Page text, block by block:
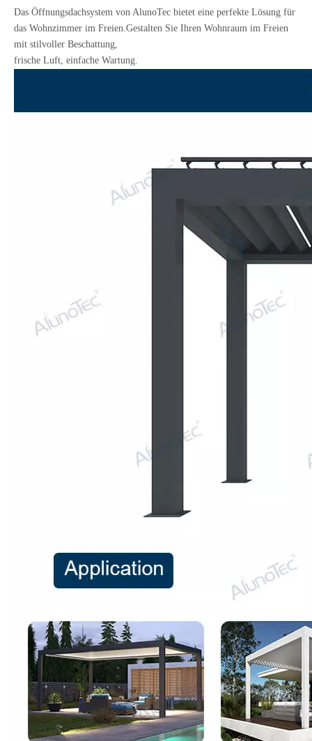
Das Öffnungsdachsystem von AlunoTec bietet eine perfekte Lösung für
das Wohnzimmer im Freien.Gestalten Sie Ihren Wohnraum im Freien
mit stilvoller Beschattung,
frische Luft, einfache Wartung.